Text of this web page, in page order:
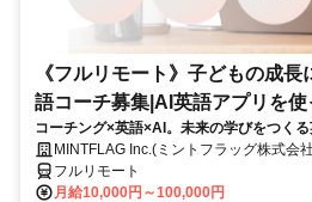
《フルリモート》子どもの成
語コーチ募集|AI英語アプリを
ング
コーチング×英語×AI。未来の学びをつくる
MINTFLAG Inc.(ミントフラッグ株式会
フルリモート
月給10,000円～100,000円